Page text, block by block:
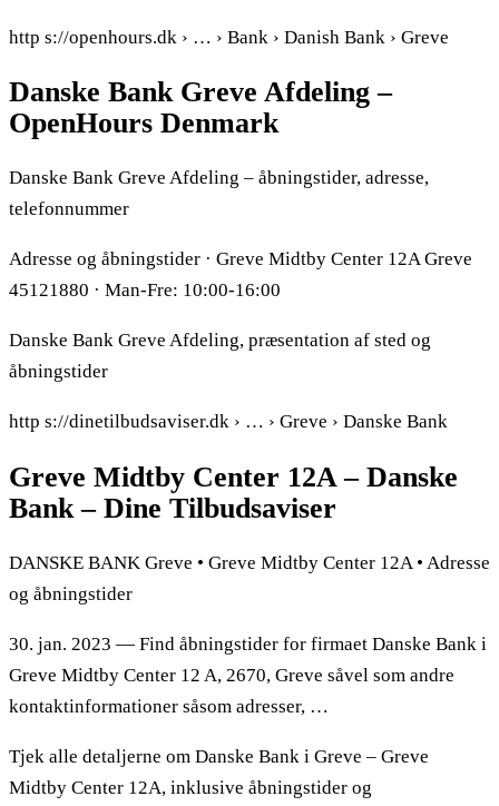
http s://openhours.dk › … › Bank › Danish Bank › Greve
Danske Bank Greve Afdeling –
OpenHours Denmark
Danske Bank Greve Afdeling – åbningstider, adresse,
telefonnummer
Adresse og åbningstider · Greve Midtby Center 12A Greve
45121880 · Man-Fre: 10:00-16:00
Danske Bank Greve Afdeling, præsentation af sted og
åbningstider
http s://dinetilbudsaviser.dk › … › Greve › Danske Bank
Greve Midtby Center 12A – Danske
Bank – Dine Tilbudsaviser
DANSKE BANK Greve • Greve Midtby Center 12A • Adresse
og åbningstider
30. jan. 2023 — Find åbningstider for firmaet Danske Bank i
Greve Midtby Center 12 A, 2670, Greve såvel som andre
kontaktinformationer såsom adresser, …
Tjek alle detaljerne om Danske Bank i Greve – Greve
Midtby Center 12A, inklusive åbningstider og